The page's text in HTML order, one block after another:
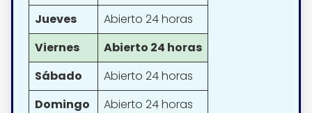
Jueves
Abierto 24 horas
Viernes
Abierto 24 horas
Sábado
Abierto 24 horas
Domingo
Abierto 24 horas